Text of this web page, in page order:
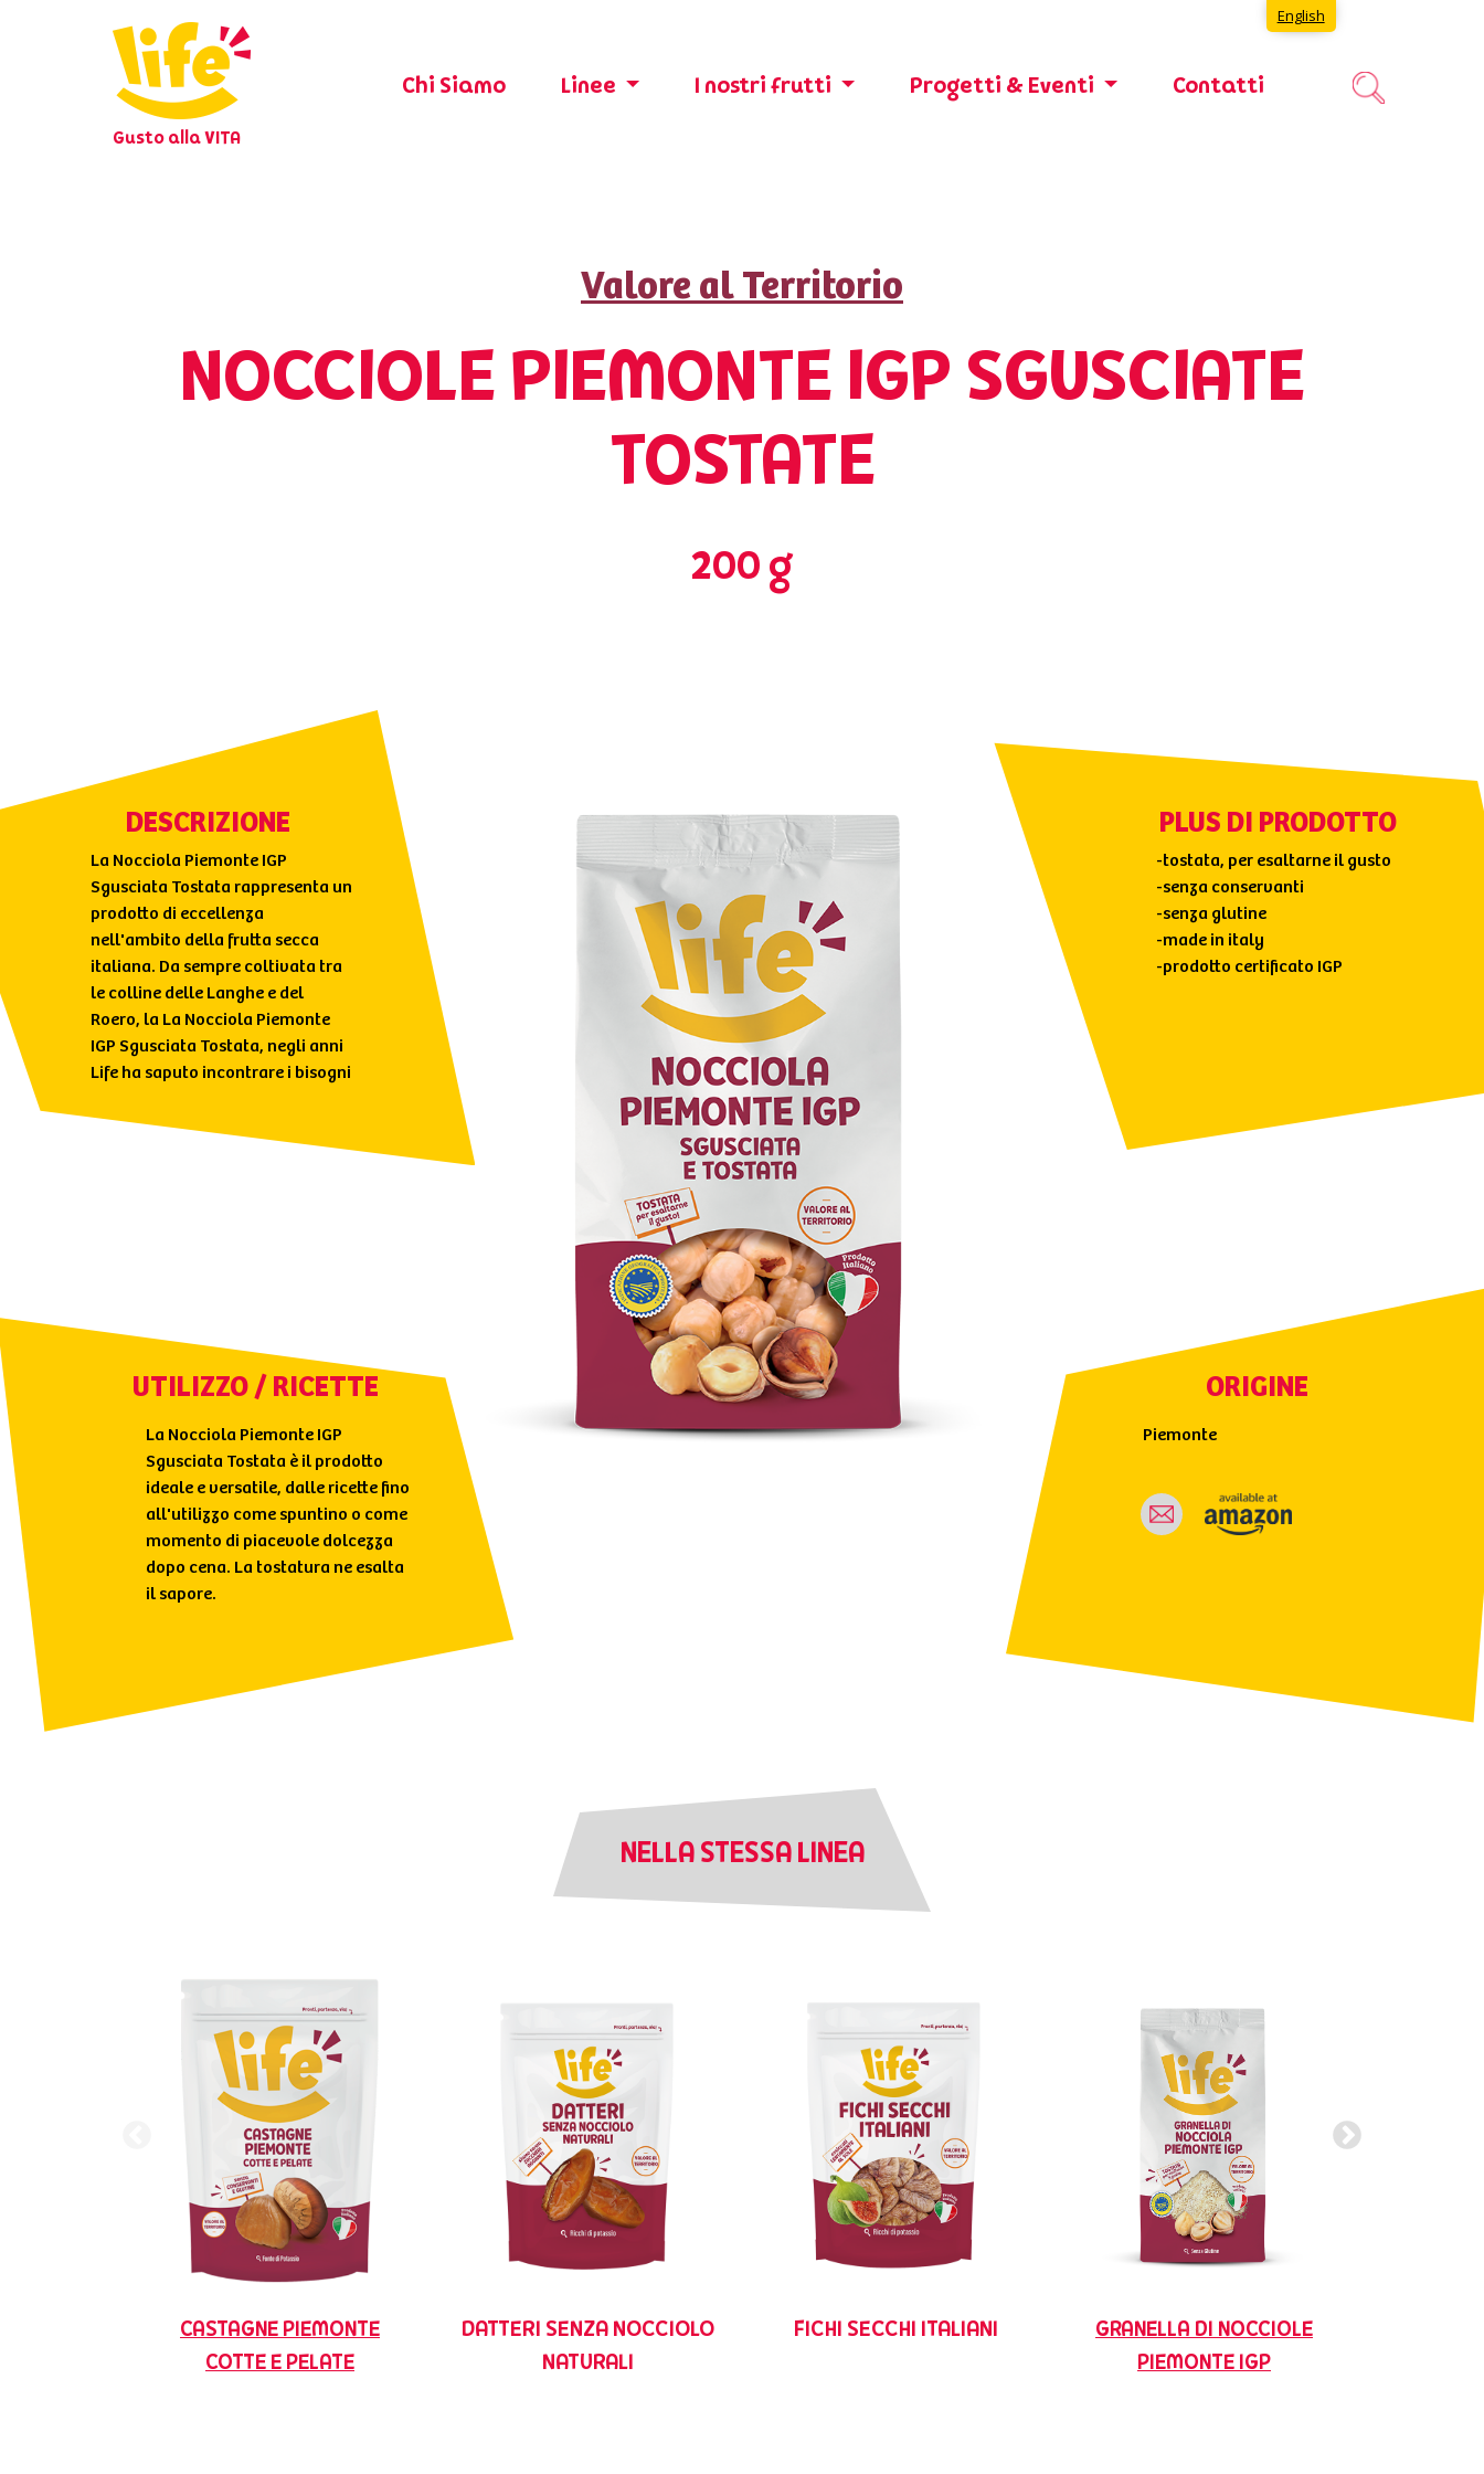
Gusto alla VITA
Chi Siamo Linee I nostri frutti Progetti & Eventi Contatti
Valore al Territorio
NOCCIOLE PIEMONTE IGP SGUSCIATE
TOSTATE
200 g
DESCRIZIONE
La Nocciola Piemonte IGP
Sgusciata Tostata rappresenta un
prodotto di eccellenza
nell'ambito della frutta secca
italiana. Da sempre coltivata tra
le colline delle Langhe e del
Roero, la La Nocciola Piemonte
IGP Sgusciata Tostata, negli anni
Life ha saputo incontrare i bisogni
punto perfetto di tostatura, per
esaltarne al meglio gusto e aroma
PLUS DI PRODOTTO
-tostata, per esaltarne il gusto
-senza conservanti
-senza glutine
-made in italy
-prodotto certificato IGP
UTILIZZO / RICETTE
La Nocciola Piemonte IGP
Sgusciata Tostata è il prodotto
ideale e versatile, dalle ricette fino
all'utilizzo come spuntino o come
momento di piacevole dolcezza
dopo cena. La tostatura ne esalta
il sapore.
ORIGINE
Piemonte
NELLA STESSA LINEA
CASTAGNE PIEMONTE
COTTE E PELATE
DATTERI SENZA NOCCIOLO
NATURALI
FICHI SECCHI ITALIANI
GRANELLA DI NOCCIOLE
PIEMONTE IGP
English